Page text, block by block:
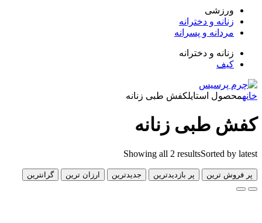
و دخترانه
و پسرانه
و دخترانه
استایلکفش طبی زنانه
زنانه
Showing all 2 resultsSorted
ترین پر بازدیدترین جدیدترین ارزان ترین گرانترین